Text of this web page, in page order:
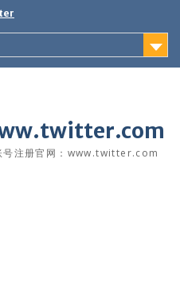
注册官网：www.twitter.com